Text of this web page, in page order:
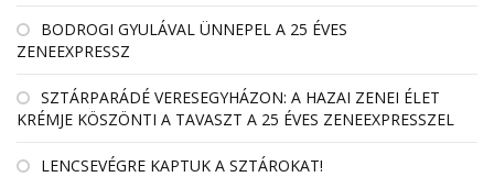
BODROGI GYULÁVAL ÜNNEPEL A 25 ÉVES
ZENEEXPRESSZ
SZTÁRPARÁDÉ VERESEGYHÁZON: A HAZAI ZENEI ÉLET
KRÉMJE KÖSZÖNTI A TAVASZT A 25 ÉVES ZENEEXPRESSZEL
LENCSEVÉGRE KAPTUK A SZTÁROKAT!